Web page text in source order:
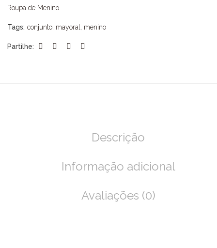
Roupa de Menino
Tags: conjunto, mayoral , menino
Partilhe:
Descrição
Informação adicional
Avaliações (0)